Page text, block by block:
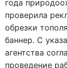
года
проверила
обрезки
баннер. С
агентства
проведение